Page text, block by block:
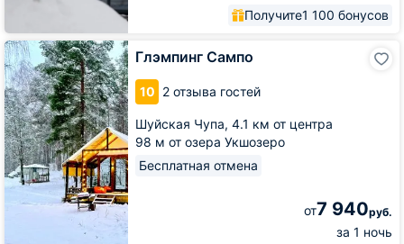
Получите1 100 бонусов
Глэмпинг Сампо
10 2 отзыва гостей
Шуйская Чупа, 4.1 км от центра
98 м от озера Укшозеро
Бесплатная отмена
от7 940руб.
за 1 ночь
Глэмпинг
Сампо